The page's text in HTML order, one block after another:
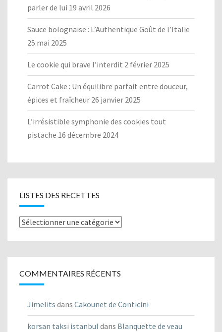
parler de lui 19 avril 2026
Sauce bolognaise : L’Authentique Goût de l’Italie
25 mai 2025
Le cookie qui brave l’interdit 2 février 2025
Carrot Cake : Un équilibre parfait entre douceur,
épices et fraîcheur 26 janvier 2025
L’irrésistible symphonie des cookies tout
pistache 16 décembre 2024
LISTES DES RECETTES
Listes
COMMENTAIRES RÉCENTS
Jimelits dans Cakounet de Conticini
korsan taksi istanbul dans Blanquette de veau